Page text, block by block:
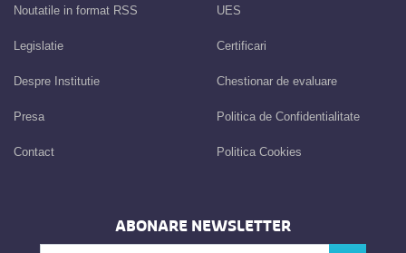
Noutatile in format RSS
Legislatie
Despre Institutie
Presa
Contact
UES
Certificari
Chestionar de evaluare
Politica de Confidentialitate
Politica Cookies
ABONARE NEWSLETTER